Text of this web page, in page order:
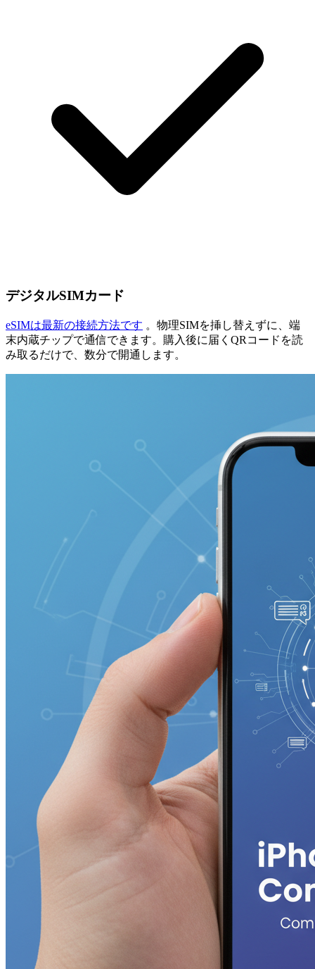
デジタルSIMカード
eSIMは最新の接続方法です 。物理SIMを挿し替えずに、端
末内蔵チップで通信できます。購入後に届くQRコードを読
み取るだけで、数分で開通します。